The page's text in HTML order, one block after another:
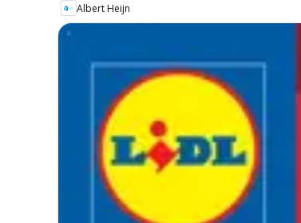
Albert Heijn